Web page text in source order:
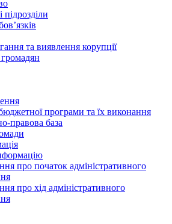
підрозділи
та виявлення корупції
програми та їх виконання
правова база
про початок адміністративного
про хід адміністративного